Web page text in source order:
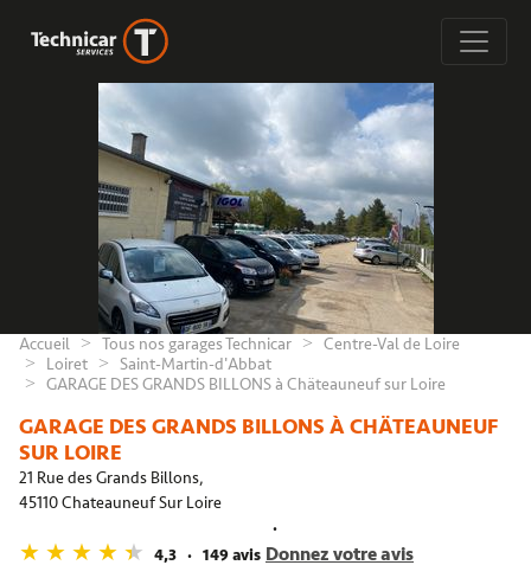
Accueil Tous nos garages Technicar
Centre-Val de Loire
Loiret
Saint-Martin-d'Abbat
GARAGE DES GRANDS BILLONS à Chäteauneuf sur Loire
GARAGE DES GRANDS BILLONS À CHÄTEAUNEUF
SUR LOIRE
21 Rue des Grands Billons,
45110 Chateauneuf Sur Loire
4,3 149 avis Donnez votre avis